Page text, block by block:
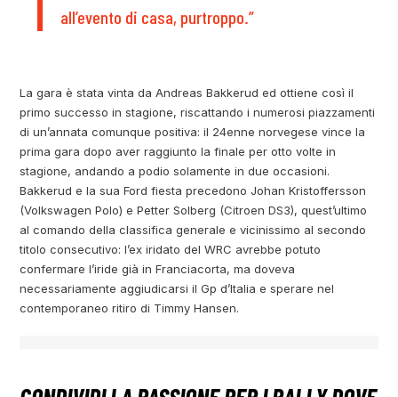
all’evento di casa, purtroppo.”
La gara è stata vinta da Andreas Bakkerud ed ottiene così il
primo successo in stagione, riscattando i numerosi piazzamenti
di un’annata comunque positiva: il 24enne norvegese vince la
prima gara dopo aver raggiunto la finale per otto volte in
stagione, andando a podio solamente in due occasioni.
Bakkerud e la sua Ford fiesta precedono Johan Kristoffersson
(Volkswagen Polo) e Petter Solberg (Citroen DS3), quest’ultimo
al comando della classifica generale e vicinissimo al secondo
titolo consecutivo: l’ex iridato del WRC avrebbe potuto
confermare l’iride già in Franciacorta, ma doveva
necessariamente aggiudicarsi il Gp d’Italia e sperare nel
contemporaneo ritiro di Timmy Hansen.